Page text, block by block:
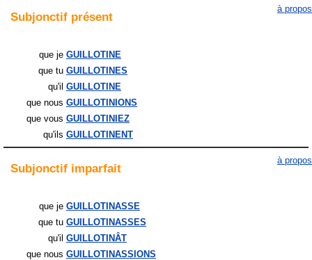
Subjonctif présent
à propos
que je GUILLOTINE
que tu GUILLOTINES
qu'il GUILLOTINE
que nous GUILLOTINIONS
que vous GUILLOTINIEZ
qu'ils GUILLOTINENT
Subjonctif imparfait
à propos
que je GUILLOTINASSE
que tu GUILLOTINASSES
qu'il GUILLOTINÂT
que nous GUILLOTINASSIONS